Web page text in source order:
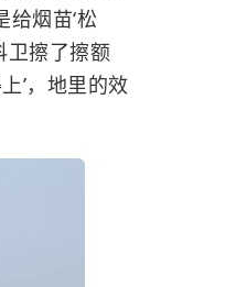
烟苗‘松
卫擦了擦额
’，地里的效